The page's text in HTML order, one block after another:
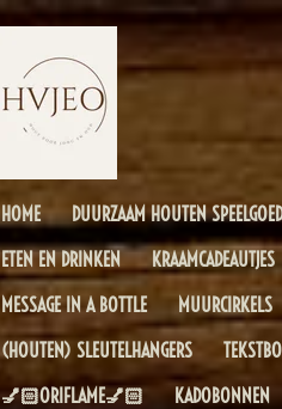
HOME DUURZAAM HOUTEN SPEELGOED
ETEN EN DRINKEN
KRAAMCADEAUTJES
MESSAGE IN A BOTTLE
MUURCIRKELS
(HOUTEN) SLEUTELHANGERS
💅🏻ORIFLAME💅🏻
KADOBONNEN